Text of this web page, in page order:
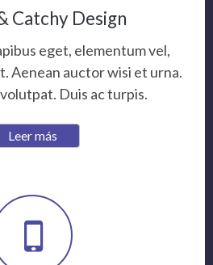
Catchy Design
eget, elementum vel,
Aenean auctor wisi et urna.
Duis ac turpis.
Leer más